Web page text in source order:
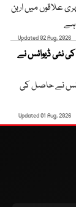
علاقوں میں اربن
ہے
Updated 02 Aug, 2026
نئی ڈیوائس نے
نے حاصل کی
Updated 01 Aug, 2026